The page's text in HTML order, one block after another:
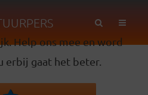
Help ons mee en word
erbij gaat het beter.